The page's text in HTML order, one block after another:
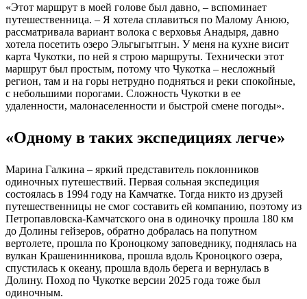
«Этот маршрут в моей голове был давно, – вспоминает
путешественница. – Я хотела сплавиться по Малому Анюю,
рассматривала вариант волока с верховья Анадыря, давно
хотела посетить озеро Эльгыгытгын. У меня на кухне висит
карта Чукотки, по ней я строю маршруты. Технически этот
маршрут был простым, потому что Чукотка – несложный
регион, там и на горы нетрудно подняться и реки спокойные,
с небольшими порогами. Сложность Чукотки в ее
удаленности, малонаселенности и быстрой смене погоды».
«Одному в таких экспедициях легче»
Марина Галкина – яркий представитель поклонников
одиночных путешествий. Первая сольная экспедиция
состоялась в 1994 году на Камчатке. Тогда никто из друзей
путешественницы не смог составить ей компанию, поэтому из
Петропавловска-Камчатского она в одиночку прошла 180 км
до Долины гейзеров, обратно добралась на попутном
вертолете, прошла по Кроноцкому заповеднику, поднялась на
вулкан Крашенинникова, прошла вдоль Кроноцкого озера,
спустилась к океану, прошла вдоль берега и вернулась в
Долину. Поход по Чукотке версии 2025 года тоже был
одиночным.